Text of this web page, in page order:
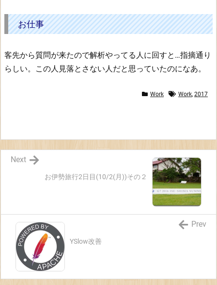
お仕事
客先から質問が来たので解析やってる人に回すと…指摘通り
らしい。この人見落とさない人だと思っていたのになあ。
Work Work, 2017
お伊勢旅行2日目(10/2(月))その２
Next
YSlow改善
Prev